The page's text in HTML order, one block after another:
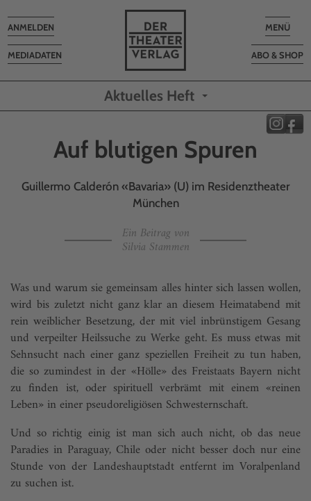
Toggle
MENÜ
ABO & SHOP
MEDIADATEN
Toggle
navigation
ANMELDEN
Aktuelles Heft
Auf blutigen Spuren
Guillermo Calderón «Bavaria» (U) im Residenztheater
München
Ein Beitrag von
Silvia Stammen
Was und warum sie gemeinsam alles hinter sich lassen wollen,
wird bis zuletzt nicht ganz klar an diesem Heimatabend mit
rein weiblicher Besetzung, der mit viel inbrünstigem Gesang
und verpeilter Heilssuche zu Werke geht. Es muss etwas mit
Sehnsucht nach einer ganz speziellen Freiheit zu tun haben,
die so zumindest in der «Hölle» des Freistaats Bayern nicht
zu finden ist, oder spirituell verbrämt mit einem «reinen
Leben» in einer pseudoreligiösen Schwesternschaft.
Und so richtig einig ist man sich auch nicht, ob das neue
Paradies in Paraguay, Chile oder nicht besser doch nur eine
Stunde von der Landeshauptstadt entfernt im Voralpenland
zu suchen ist.